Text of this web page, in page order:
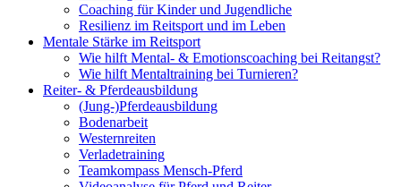
Coaching für Kinder und Jugendliche
Resilienz im Reitsport und im Leben
Mentale Stärke im Reitsport
Wie hilft Mental- & Emotionscoaching bei Reitangst?
Wie hilft Mentaltraining bei Turnieren?
Reiter- & Pferdeausbildung
(Jung-)Pferdeausbildung
Bodenarbeit
Westernreiten
Verladetraining
Teamkompass Mensch-Pferd